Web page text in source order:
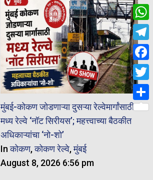
मुंबई-कोकण जोडणाऱ्या दुसऱ्या रेल्वेमार्गांसाठी
मध्य रेल्वे ‘नॉट सिरीयस’; महत्त्वाच्या बैठकीत
अधिकाऱ्यांचा ‘नो-शो’
Inकोकण,कोकण रेल्वे,मुंबई
August 8, 2026 6:56 pm